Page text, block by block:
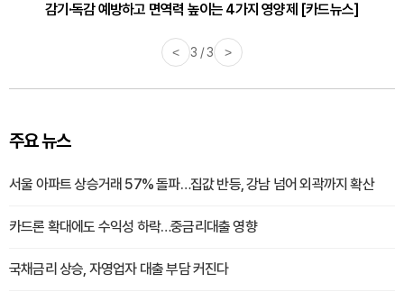
감기·독감 예방하고 면역력 높이는 4가지 영양제 [카드뉴스]
< 3 / 3 >
주요 뉴스
서울 아파트 상승거래 57% 돌파…집값 반등, 강남 넘어 외곽까지 확산
카드론 확대에도 수익성 하락…중금리대출 영향
국채금리 상승, 자영업자 대출 부담 커진다